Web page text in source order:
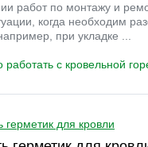
работ по монтажу и
когда необходим
при укладке ...
работать с кровельной